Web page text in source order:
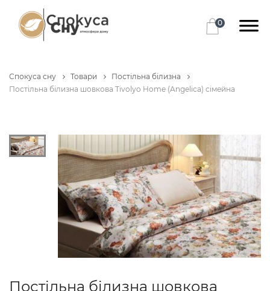
0
Спокуса сну Товари
Постільна білизна
Постільна білизна шовкова Tivolyo Home (Angelica) сімейна
Постільна білизна шовкова